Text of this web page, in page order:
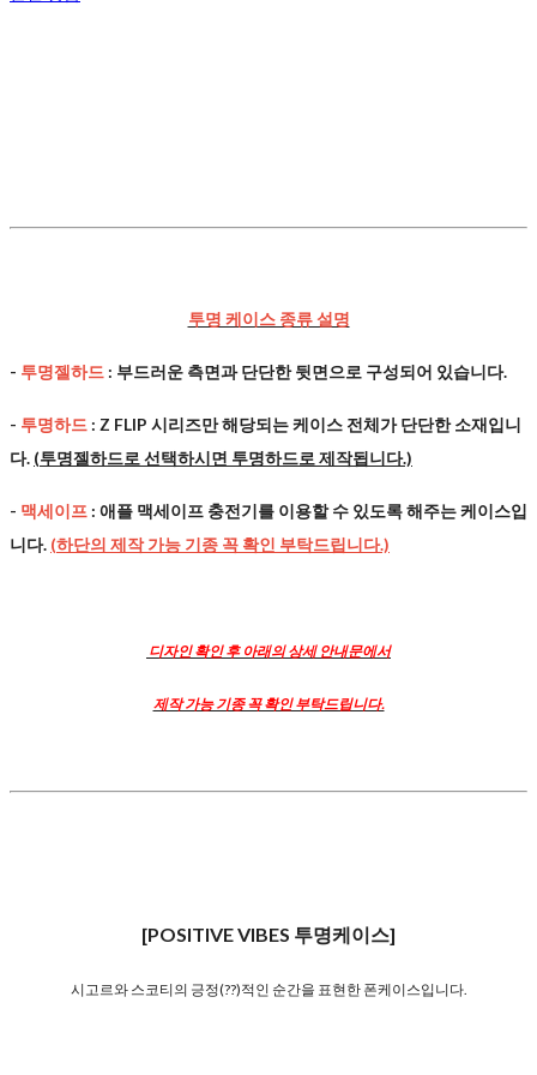
투명 케이스 종류 설명
- 투명젤하드 : 부드러운 측면과 단단한 뒷면으로 구성되어 있습니다.
- 투명하드 : Z FLIP 시리즈만 해당되는 케이스 전체가 단단한 소재입니
다. (투명젤하드로 선택하시면 투명하드로 제작됩니다.)
- 맥세이프 : 애플 맥세이프 충전기를 이용할 수 있도록 해주는 케이스입
니다. (하단의 제작 가능 기종 꼭 확인 부탁드립니다.)
디자인 확인 후 아래의 상세 안내문에서
제작 가능 기종 꼭 확인 부탁드립니다.
[POSITIVE VIBES 투명케이스]
시고르와 스코티의 긍정(??)적인 순간을 표현한 폰케이스입니다.